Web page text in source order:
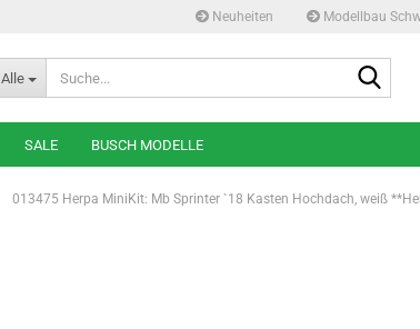
Neuheiten Modellbau
Alle
SALE BUSCH MODELLE
013475 Herpa MiniKit: Mb Sprinter `18 Kasten Hochdach, weiß